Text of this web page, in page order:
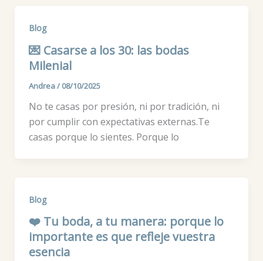
Blog
💌 Casarse a los 30: las bodas
Milenial
Andrea/ 08/10/2025
No te casas por presión, ni por tradición, ni
por cumplir con expectativas externas.Te
casas porque lo sientes. Porque lo
Blog
❤️ Tu boda, a tu manera: porque lo
importante es que refleje vuestra
esencia